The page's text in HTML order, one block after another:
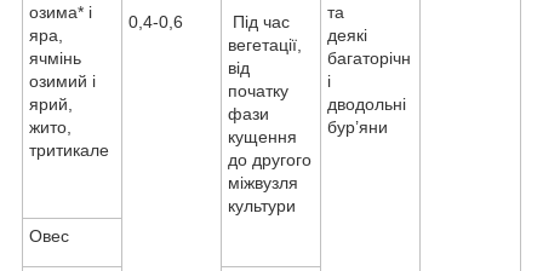
озима* і
яра,
ячмінь
озимий і
ярий,
жито,
тритикале
0,4-0,6
Під час
вегетації,
від
початку
фази
кущення
до другого
міжвузля
культури
та
деякі
багаторічн
і
дводольні
бур’яни
Овес